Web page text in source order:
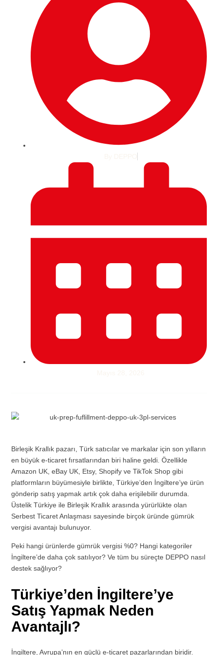
Birleşik Krallık pazarı, Türk satıcılar ve markalar için son yılların
en büyük e-ticaret fırsatlarından biri haline geldi. Özellikle
Amazon UK, eBay UK, Etsy, Shopify ve TikTok Shop gibi
platformların büyümesiyle birlikte, Türkiye’den İngiltere’ye ürün
gönderip satış yapmak artık çok daha erişilebilir durumda.
Üstelik Türkiye ile Birleşik Krallık arasında yürürlükte olan
Serbest Ticaret Anlaşması sayesinde birçok üründe gümrük
vergisi avantajı bulunuyor.
Peki hangi ürünlerde gümrük vergisi %0? Hangi kategoriler
İngiltere’de daha çok satılıyor? Ve tüm bu süreçte DEPPO nasıl
destek sağlıyor?
Türkiye’den İngiltere’ye
Satış Yapmak Neden
Avantajlı?
İngiltere, Avrupa’nın en güçlü e-ticaret pazarlarından biridir.